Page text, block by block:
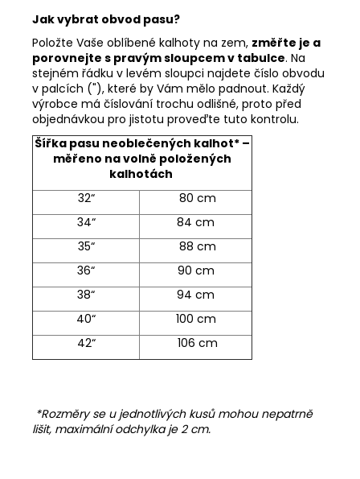
Jak vybrat obvod pasu?
Položte Vaše oblíbené kalhoty na zem, změřte je a
porovnejte s pravým sloupcem v tabulce. Na
stejném řádku v levém sloupci najdete číslo obvodu
v palcích ("), které by Vám mělo padnout. Každý
výrobce má číslování trochu odlišné, proto před
objednávkou pro jistotu proveďte tuto kontrolu.
Šířka pasu neoblečených kalhot* –
měřeno na volně položených
kalhotách
32“
80 cm
34“
84 cm
35“
88 cm
36“
90 cm
38“
94 cm
40“
100 cm
42“
106 cm
*Rozměry se u jednotlivých kusů mohou nepatrně
lišit, maximální odchylka je 2 cm.